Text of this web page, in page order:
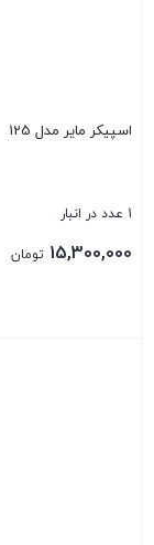
اسپیکر مایر مدل 125
1 عدد در انبار
15,300,000 تومان